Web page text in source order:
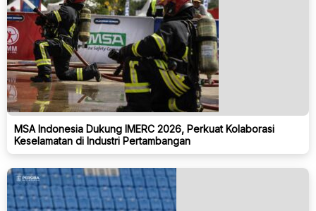
MSA Indonesia Dukung IMERC 2026, Perkuat Kolaborasi
Keselamatan di Industri Pertambangan